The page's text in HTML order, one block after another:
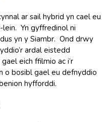
ar sail hybrid yn cael eu
lein. Yn gyffredinol ni
yn y Siambr. Ond drwy
ardal eistedd
eich ffilmio ac i’r
o bosibl gael eu defnyddio
hyfforddi.